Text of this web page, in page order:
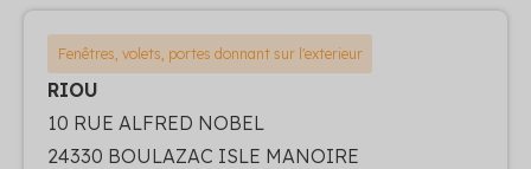
Fenêtres, volets, portes donnant sur l'exterieur
RIOU
10 RUE ALFRED NOBEL
24330 BOULAZAC ISLE MANOIRE